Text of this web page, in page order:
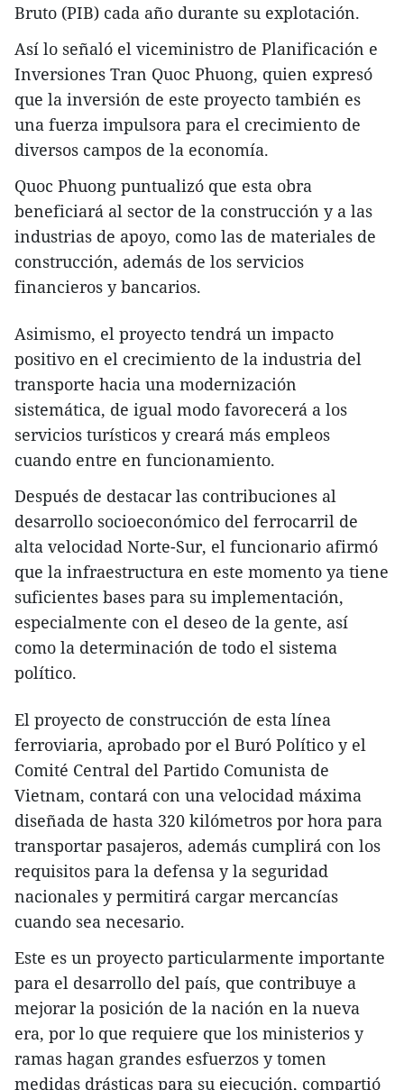
Bruto (PIB) cada año durante su explotación.
Así lo señaló el viceministro de Planificación e
Inversiones Tran Quoc Phuong, quien expresó
que la inversión de este proyecto también es
una fuerza impulsora para el crecimiento de
diversos campos de la economía.
Quoc Phuong puntualizó que esta obra
beneficiará al sector de la construcción y a las
industrias de apoyo, como las de materiales de
construcción, además de los servicios
financieros y bancarios.
Asimismo, el proyecto tendrá un impacto
positivo en el crecimiento de la industria del
transporte hacia una modernización
sistemática, de igual modo favorecerá a los
servicios turísticos y creará más empleos
cuando entre en funcionamiento.
Después de destacar las contribuciones al
desarrollo socioeconómico del ferrocarril de
alta velocidad Norte-Sur, el funcionario afirmó
que la infraestructura en este momento ya tiene
suficientes bases para su implementación,
especialmente con el deseo de la gente, así
como la determinación de todo el sistema
político.
El proyecto de construcción de esta línea
ferroviaria, aprobado por el Buró Político y el
Comité Central del Partido Comunista de
Vietnam, contará con una velocidad máxima
diseñada de hasta 320 kilómetros por hora para
transportar pasajeros, además cumplirá con los
requisitos para la defensa y la seguridad
nacionales y permitirá cargar mercancías
cuando sea necesario.
Este es un proyecto particularmente importante
para el desarrollo del país, que contribuye a
mejorar la posición de la nación en la nueva
era, por lo que requiere que los ministerios y
ramas hagan grandes esfuerzos y tomen
medidas drásticas para su ejecución, compartió